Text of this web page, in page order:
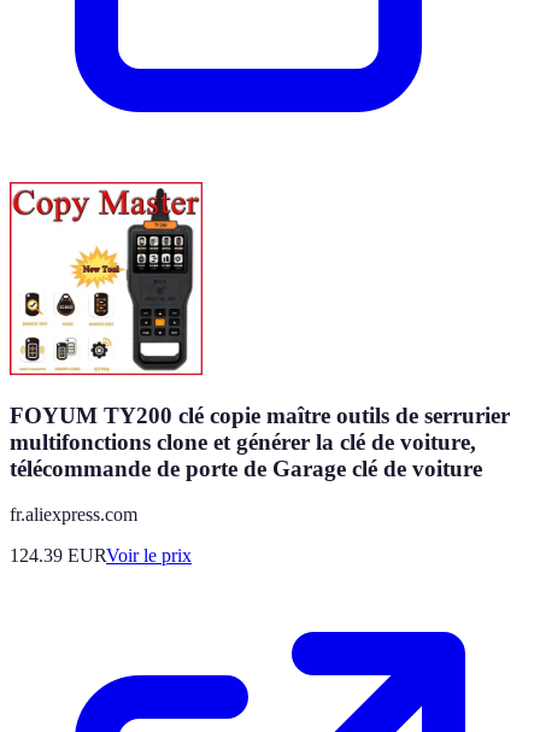
FOYUM TY200 clé copie maître outils de serrurier
multifonctions clone et générer la clé de voiture,
télécommande de porte de Garage clé de voiture
fr.aliexpress.com
124.39 EURVoir le prix